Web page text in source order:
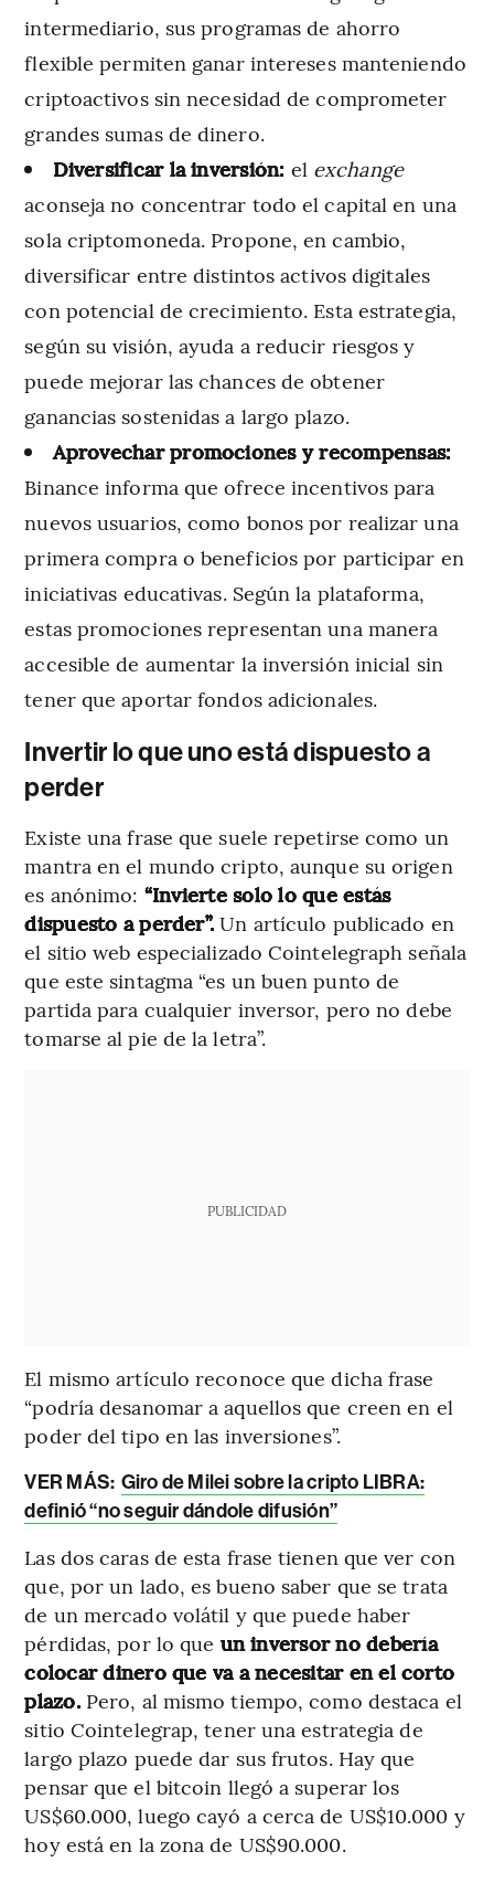
intermediario, sus programas de ahorro
flexible permiten ganar intereses manteniendo
criptoactivos sin necesidad de comprometer
grandes sumas de dinero.
Diversificar la inversión: el exchange
aconseja no concentrar todo el capital en una
sola criptomoneda. Propone, en cambio,
diversificar entre distintos activos digitales
con potencial de crecimiento. Esta estrategia,
según su visión, ayuda a reducir riesgos y
puede mejorar las chances de obtener
ganancias sostenidas a largo plazo.
Aprovechar promociones y recompensas:
Binance informa que ofrece incentivos para
nuevos usuarios, como bonos por realizar una
primera compra o beneficios por participar en
iniciativas educativas. Según la plataforma,
estas promociones representan una manera
accesible de aumentar la inversión inicial sin
tener que aportar fondos adicionales.
Invertir lo que uno está dispuesto a
perder
Existe una frase que suele repetirse como un
mantra en el mundo cripto, aunque su origen
es anónimo: “Invierte solo lo que estás
dispuesto a perder”. Un artículo publicado en
el sitio web especializado Cointelegraph señala
que este sintagma “es un buen punto de
partida para cualquier inversor, pero no debe
tomarse al pie de la letra”.
PUBLICIDAD
El mismo artículo reconoce que dicha frase
“podría desanomar a aquellos que creen en el
poder del tipo en las inversiones”.
VER MÁS: Giro de Milei sobre la cripto LIBRA:
definió “no seguir dándole difusión”
Las dos caras de esta frase tienen que ver con
que, por un lado, es bueno saber que se trata
de un mercado volátil y que puede haber
pérdidas, por lo que un inversor no debería
colocar dinero que va a necesitar en el corto
plazo.Pero, al mismo tiempo, como destaca el
sitio Cointelegrap, tener una estrategia de
largo plazo puede dar sus frutos. Hay que
pensar que el bitcoin llegó a superar los
US$60.000, luego cayó a cerca de US$10.000 y
hoy está en la zona de US$90.000.